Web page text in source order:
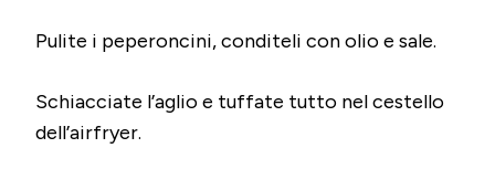
Pulite i peperoncini, conditeli con olio e sale.
Schiacciate l’aglio e tuffate tutto nel cestello
dell’airfryer.